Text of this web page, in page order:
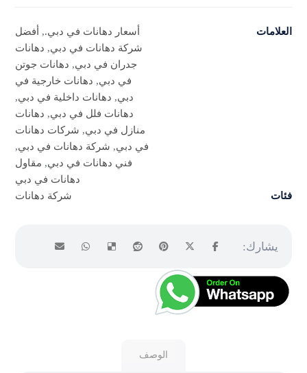
العلامات أسعار دهانات في دبي., أفضل
شركة دهانات في دبي, دهانات
جدران في دبي, دهانات جوتن
في دبي, دهانات خارجية في
دبي, دهانات داخلية في دبي,
دهانات فلل في دبي, دهانات
منازل في دبي, شركات دهانات
في دبي, شركة دهانات في دبي,
فني دهانات في دبي, مقاول
دهانات في دبي
فئات
شركة دهانات
الوصف